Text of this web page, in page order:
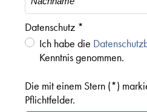
Datenschutz *
Ich habe die
Kenntnis genommen.
Die mit einem Stern (*)
Pflichtfelder.